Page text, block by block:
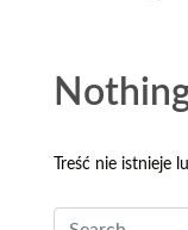
Treść nie istnieje